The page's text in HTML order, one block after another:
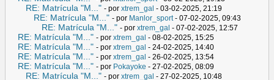
RE: Matrícula "M..." - por xtrem_gal - 03-02-2025, 21:19
RE: Matrícula "M..." - por Manlor_sport- 07-02-2025, 09:43
RE: Matrícula "M..." - por xtrem_gal - 07-02-2025, 12:57
RE: Matrícula "M..." - por xtrem_gal - 08-02-2025, 15:25
RE: Matrícula "M..." - por xtrem_gal - 24-02-2025, 14:40
RE: Matrícula "M..." - por xtrem_gal - 26-02-2025, 13:54
RE: Matrícula "M..." - por Pokayoke - 27-02-2025, 08:09
RE: Matrícula "M..." - por xtrem_gal - 27-02-2025, 10:48